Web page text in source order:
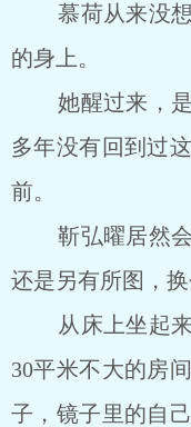
慕荷从来没想
的身上。
她醒过来，是
多年没有回到过
前。
靳弘曜居然会
还是另有所图，换
从床上坐起来
30平米不大的房
子，镜子里的自